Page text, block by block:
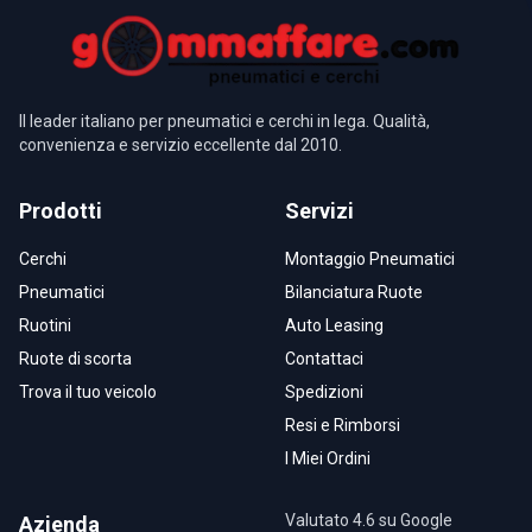
Il leader italiano per pneumatici e cerchi in lega. Qualità,
convenienza e servizio eccellente dal 2010.
Prodotti
Cerchi
Pneumatici
Ruotini
Ruote di scorta
Trova il tuo veicolo
Servizi
Montaggio Pneumatici
Bilanciatura Ruote
Auto Leasing
Contattaci
Spedizioni
Resi e Rimborsi
I Miei Ordini
Azienda Valutato 4.6 su Google